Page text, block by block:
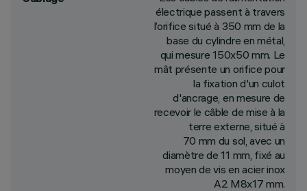
électrique passent à travers
l’orifice situé à 350 mm de la
base du cylindre en métal,
qui mesure 150x50 mm. Le
mât présente un orifice pour
la fixation d'un culot
d'ancrage, en mesure de
recevoir le câble de mise à la
terre externe, situé à
70 mm du sol, avec un
diamètre de 11 mm, fixé au
moyen de vis en acier inox
A2 M8x17 mm.